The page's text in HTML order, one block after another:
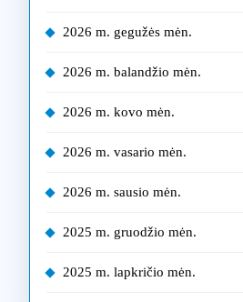
2026 m. gegužės mėn.
2026 m. balandžio mėn.
2026 m. kovo mėn.
2026 m. vasario mėn.
2026 m. sausio mėn.
2025 m. gruodžio mėn.
2025 m. lapkričio mėn.